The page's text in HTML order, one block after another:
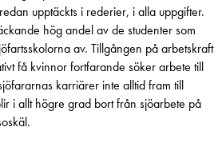
upptäckts i rederier, i alla uppgifter.
hög andel av de studenter som
av. Tillgången på arbetskraft
få kvinnor fortfarande söker arbete till
karriärer inte alltid fram till
i allt högre grad bort från sjöarbete på